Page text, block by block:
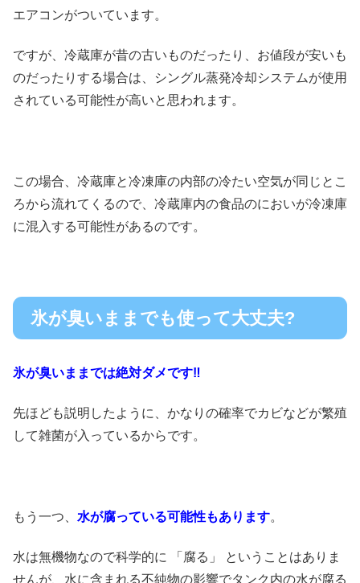
エアコンがついています。
ですが、冷蔵庫が昔の古いものだったり、お値段が安いも
のだったりする場合は、シングル蒸発冷却システムが使用
されている可能性が高いと思われます。
この場合、冷蔵庫と冷凍庫の内部の冷たい空気が同じとこ
ろから流れてくるので、冷蔵庫内の食品のにおいが冷凍庫
に混入する可能性があるのです。
氷が臭いままでも使って大丈夫?
氷が臭いままでは絶対ダメです‼
先ほども説明したように、かなりの確率でカビなどが繁殖
して雑菌が入っているからです。
もう一つ、 水が腐っている可能性もあります。
水は無機物なので科学的に 「腐る」 ということはありま
せんが、水に含まれる不純物の影響でタンク内の水が腐る